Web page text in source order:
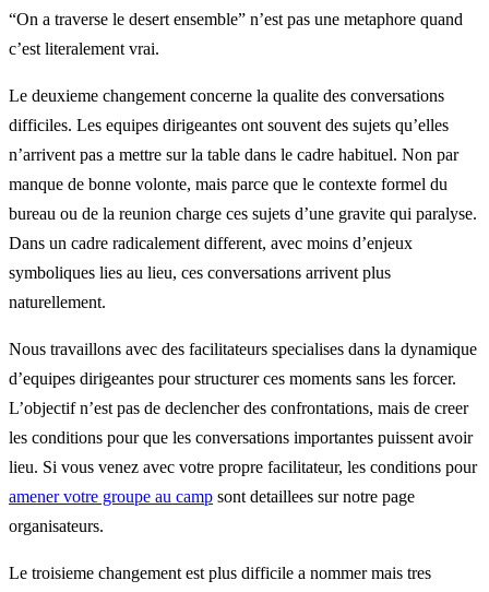
“On a traverse le desert ensemble” n’est pas une metaphore quand
c’est literalement vrai.
Le deuxieme changement concerne la qualite des conversations
difficiles. Les equipes dirigeantes ont souvent des sujets qu’elles
n’arrivent pas a mettre sur la table dans le cadre habituel. Non par
manque de bonne volonte, mais parce que le contexte formel du
bureau ou de la reunion charge ces sujets d’une gravite qui paralyse.
Dans un cadre radicalement different, avec moins d’enjeux
symboliques lies au lieu, ces conversations arrivent plus
naturellement.
Nous travaillons avec des facilitateurs specialises dans la dynamique
d’equipes dirigeantes pour structurer ces moments sans les forcer.
L’objectif n’est pas de declencher des confrontations, mais de creer
les conditions pour que les conversations importantes puissent avoir
lieu. Si vous venez avec votre propre facilitateur, les conditions pour
amener votre groupe au camp sont detaillees sur notre page
organisateurs.
Le troisieme changement est plus difficile a nommer mais tres